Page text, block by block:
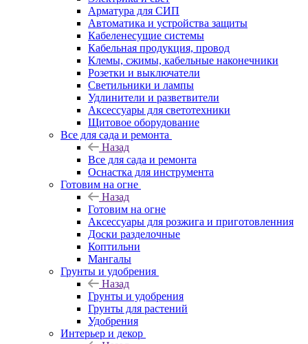
Арматура для СИП
Автоматика и устройства защиты
Кабеленесущие системы
Кабельная продукция, провод
Клемы, сжимы, кабельные наконечники
Розетки и выключатели
Светильники и лампы
Удлинители и разветвители
Аксессуары для светотехники
Щитовое оборудование
Все для сада и ремонта
Назад
Все для сада и ремонта
Оснастка для инструмента
Готовим на огне
Назад
Готовим на огне
Аксессуары для розжига и приготовленния
Доски разделочные
Коптильни
Мангалы
Грунты и удобрения
Назад
Грунты и удобрения
Грунты для растений
Удобрения
Интерьер и декор